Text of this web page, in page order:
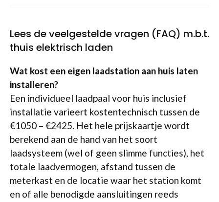
Lees de veelgestelde vragen (FAQ) m.b.t.
thuis elektrisch laden
Wat kost een eigen laadstation aan huis laten
installeren?
Een individueel laadpaal voor huis inclusief
installatie varieert kostentechnisch tussen de
€1050 – €2425. Het hele prijskaartje wordt
berekend aan de hand van het soort
laadsysteem (wel of geen slimme functies), het
totale laadvermogen, afstand tussen de
meterkast en de locatie waar het station komt
en of alle benodigde aansluitingen reeds